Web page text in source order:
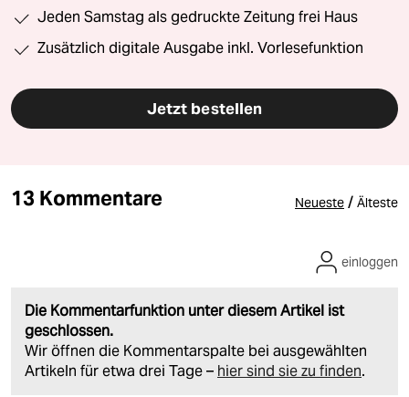
Jeden Samstag als gedruckte Zeitung frei Haus
Zusätzlich digitale Ausgabe inkl. Vorlesefunktion
Jetzt bestellen
13 Kommentare Neueste / Älteste
Die Kommentarfunktion unter diesem Artikel ist
geschlossen.
Wir öffnen die Kommentarspalte bei ausgewählten
Artikeln für etwa drei Tage – hier sind sie zu finden.
einloggen